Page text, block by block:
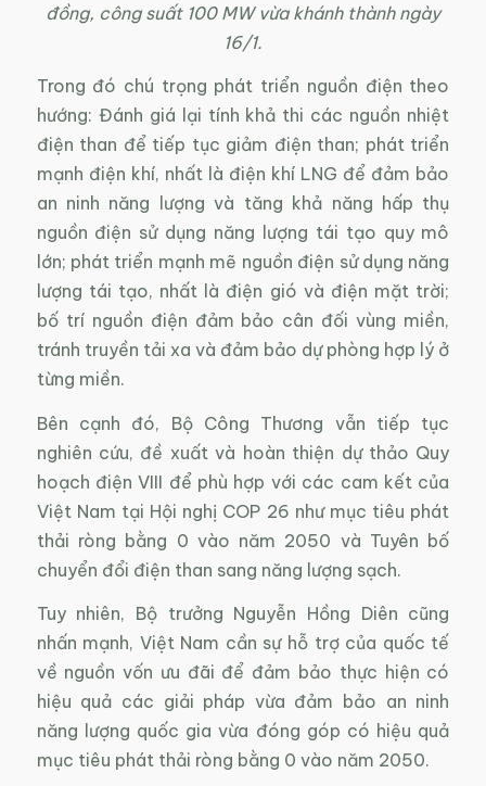
đồng, công suất 100 MW vừa khánh thành ngày
16/1.
Trong đó chú trọng phát triển nguồn điện theo
hướng: Đánh giá lại tính khả thi các nguồn nhiệt
điện than để tiếp tục giảm điện than; phát triển
mạnh điện khí, nhất là điện khí LNG để đảm bảo
an ninh năng lượng và tăng khả năng hấp thụ
nguồn điện sử dụng năng lượng tái tạo quy mô
lớn; phát triển mạnh mẽ nguồn điện sử dụng năng
lượng tái tạo, nhất là điện gió và điện mặt trời;
bố trí nguồn điện đảm bảo cân đối vùng miền,
tránh truyền tải xa và đảm bảo dự phòng hợp lý ở
từng miền.
Bên cạnh đó, Bộ Công Thương vẫn tiếp tục
nghiên cứu, đề xuất và hoàn thiện dự thảo Quy
hoạch điện VIII để phù hợp với các cam kết của
Việt Nam tại Hội nghị COP 26 như mục tiêu phát
thải ròng bằng 0 vào năm 2050 và Tuyên bố
chuyển đổi điện than sang năng lượng sạch.
Tuy nhiên, Bộ trưởng Nguyễn Hồng Diên cũng
nhấn mạnh, Việt Nam cần sự hỗ trợ của quốc tế
về nguồn vốn ưu đãi để đảm bảo thực hiện có
hiệu quả các giải pháp vừa đảm bảo an ninh
năng lượng quốc gia vừa đóng góp có hiệu quả
mục tiêu phát thải ròng bằng 0 vào năm 2050.